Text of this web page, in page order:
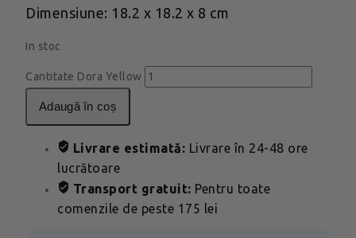
Dimensiune: 18.2 x 18.2 x 8 cm
In stoc
Cantitate Dora Yellow
adaugă în coș
Livrare estimată: Livrare în 24-48 ore
lucrătoare
Transport gratuit: Pentru toate
comenzile de peste 175 lei